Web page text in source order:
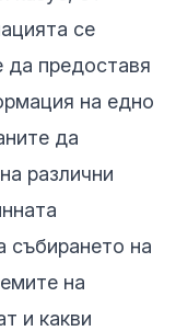
се
да предоставя
на едно
да
различни
събирането на
на
и какви